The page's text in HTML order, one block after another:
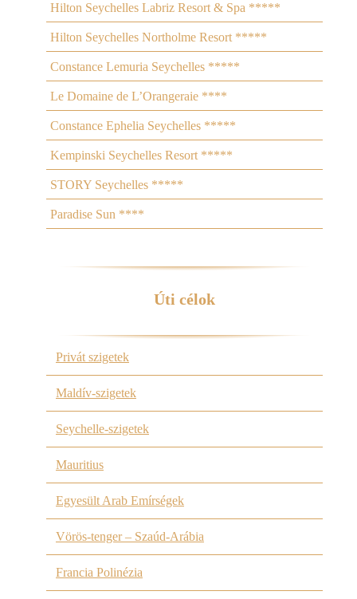
Hilton Seychelles Labriz Resort & Spa *****
Hilton Seychelles Northolme Resort *****
Constance Lemuria Seychelles *****
Le Domaine de L’Orangeraie ****
Constance Ephelia Seychelles *****
Kempinski Seychelles Resort *****
STORY Seychelles *****
Paradise Sun ****
Úti célok
Privát szigetek
Maldív-szigetek
Seychelle-szigetek
Mauritius
Egyesült Arab Emírségek
Vörös-tenger – Szaúd-Arábia
Francia Polinézia